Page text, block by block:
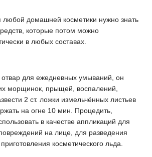
любой домашней косметики нужно знать
которые потом можно
в любых составах.
отвар для ежедневных умываний, он
морщинок, прыщей, воспалений,
2 ст. ложки измельчённых листьев
на огне 10 мин. Процедить,
в качестве аппликаций для
на лице, для разведения
косметического льда.